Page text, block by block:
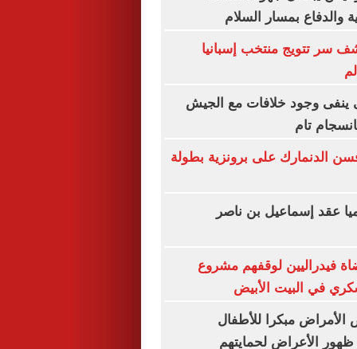
والدفاع بمسار السلام
سر تتويج منتخب إسبانيا
ينفى وجود خلافات مع الجيش
تام
الدنمارك على برونزية بطولة
عقد إسماعيل بن ناصر
فيدراليين لوقفهم مشروع
في البيت الأبيض
مبكرا للأطفال
الأعراض لحمايتهم